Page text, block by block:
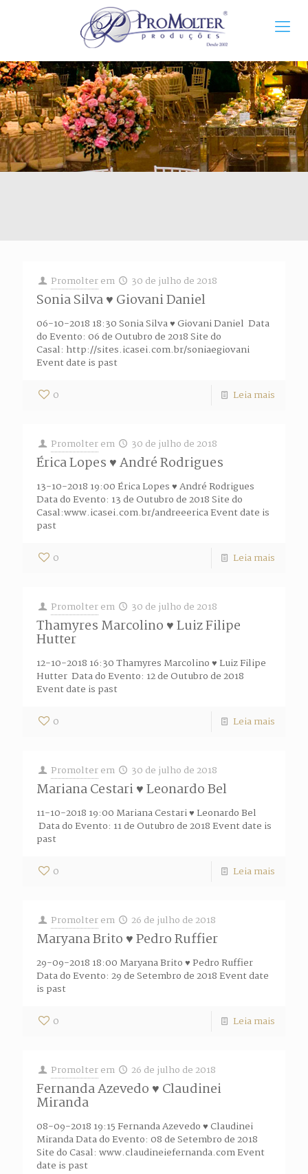
Promolterem 30 de julho de 2018
Sonia Silva ♥ Giovani Daniel
06-10-2018 18:30 Sonia Silva ♥ Giovani Daniel Data
do Evento: 06 de Outubro de 2018 Site do
Casal: http://sites.icasei.com.br/soniaegiovani
Event date is past
0 Leia mais
Promolterem 30 de julho de 2018
Érica Lopes ♥ André Rodrigues
13-10-2018 19:00 Érica Lopes ♥ André Rodrigues
Data do Evento: 13 de Outubro de 2018 Site do
Casal:www.icasei.com.br/andreeerica Event date is
past
0 Leia mais
Promolterem 30 de julho de 2018
Thamyres Marcolino ♥ Luiz Filipe
Hutter
12-10-2018 16:30 Thamyres Marcolino ♥ Luiz Filipe
Hutter Data do Evento: 12 de Outubro de 2018
Event date is past
0 Leia mais
Promolterem 30 de julho de 2018
Mariana Cestari ♥ Leonardo Bel
11-10-2018 19:00 Mariana Cestari ♥ Leonardo Bel
Data do Evento: 11 de Outubro de 2018 Event date is
past
0 Leia mais
Promolterem 26 de julho de 2018
Maryana Brito ♥ Pedro Ruffier
29-09-2018 18:00 Maryana Brito ♥ Pedro Ruffier
Data do Evento: 29 de Setembro de 2018 Event date
is past
0 Leia mais
Promolterem 26 de julho de 2018
Fernanda Azevedo ♥ Claudinei
Miranda
08-09-2018 19:15 Fernanda Azevedo ♥ Claudinei
Miranda Data do Evento: 08 de Setembro de 2018
Site do Casal: www.claudineiefernanda.com Event
date is past